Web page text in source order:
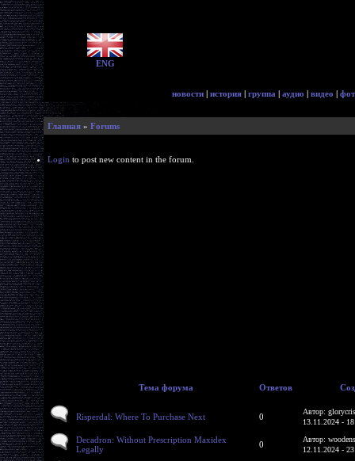
ENG
новости | история | группа | аудио | видео |
Главная » Forums
Login to post new content in the forum.
Тема форума Ответов
Risperdal: Where To Purchase Next 0
Автор:
13.11.2024 -
Decadron: Without Prescription Maxidex
Legally
0
Автор:
12.11.2024 -